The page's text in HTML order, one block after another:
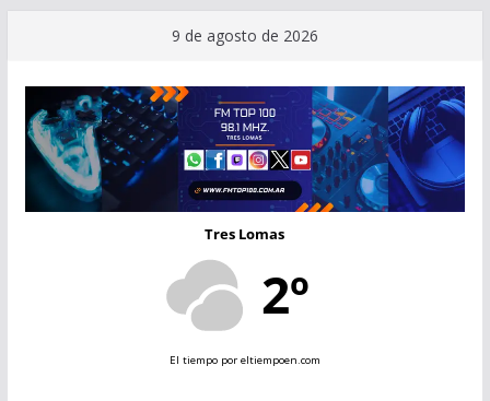
contenido
9 de agosto de 2026
Tres Lomas
2º
El tiempopor eltiempoen.com